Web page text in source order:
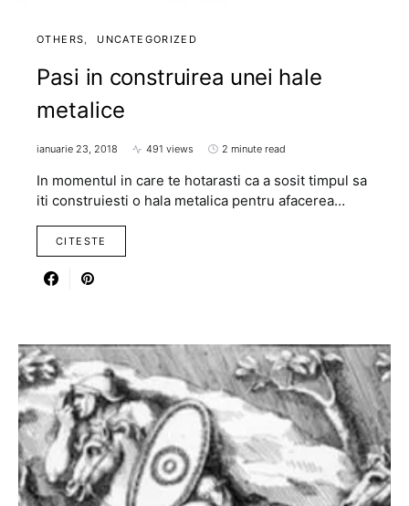
OTHERS UNCATEGORIZED
Pasi in construirea unei hale
metalice
ianuarie 23, 2018 491 views 2 minute read
In momentul in care te hotarasti ca a sosit timpul sa
iti construiesti o hala metalica pentru afacerea…
CITESTE